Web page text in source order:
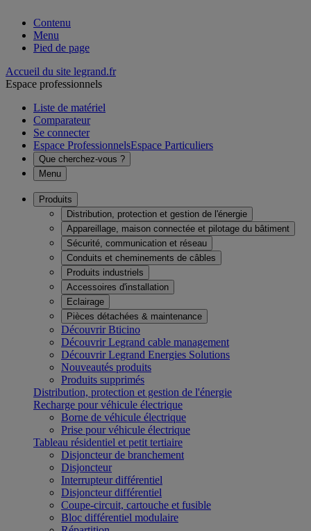
Contenu
Menu
Pied de page
Accueil du site legrand.fr
Espace professionnels
Liste de matériel
Comparateur
Se connecter
Espace ProfessionnelsEspace Particuliers
Que cherchez-vous ?
Menu
Produits
Distribution, protection et gestion de l'énergie
Appareillage, maison connectée et pilotage du bâtiment
Sécurité, communication et réseau
Conduits et cheminements de câbles
Produits industriels
Accessoires d'installation
Eclairage
Pièces détachées & maintenance
Découvrir Bticino
Découvrir Legrand cable management
Découvrir Legrand Energies Solutions
Nouveautés produits
Produits supprimés
Distribution, protection et gestion de l'énergie
Recharge pour véhicule électrique
Borne de véhicule électrique
Prise pour véhicule électrique
Tableau résidentiel et petit tertiaire
Disjoncteur de branchement
Disjoncteur
Interrupteur différentiel
Disjoncteur différentiel
Coupe-circuit, cartouche et fusible
Bloc différentiel modulaire